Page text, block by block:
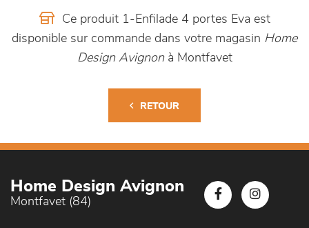
Ce produit 1-Enfilade 4 portes Eva est
disponible sur commande dans votre magasin Home
Design Avignonà Montfavet
RETOUR
Home Design Avignon
Montfavet (84)